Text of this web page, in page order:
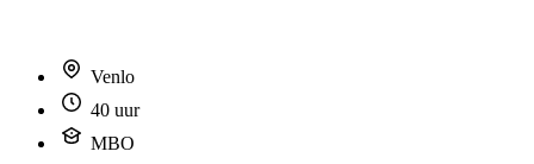
Venlo
40 uur
MBO